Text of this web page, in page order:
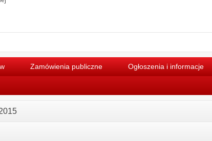
Zamówienia publiczne Ogłoszenia i informacje